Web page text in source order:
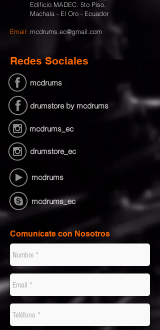
Edificio MADEC. 5to Piso.
Machala - El Oro - Ecuador
Email: mcdrums.ec@gmail.com
Redes Sociales
mcdrums
drumstore by mcdrums
mcdrums_ec
drumstore_ec
mcdrums
mcdrums_ec
Comunícate con Nosotros